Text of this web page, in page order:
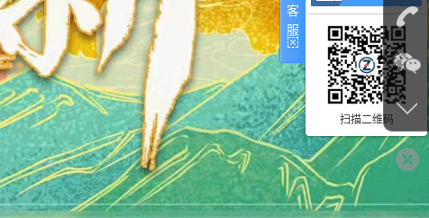
客
服
扫描二维码